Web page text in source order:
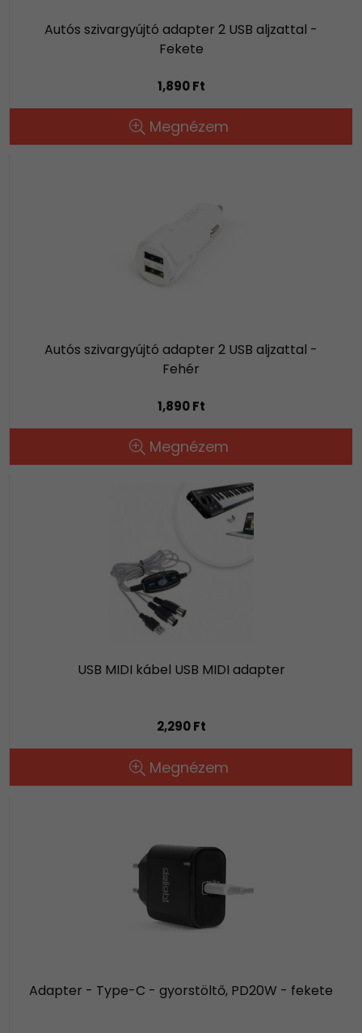
Autós szivargyújtó adapter 2 USB aljzattal -
Fekete
1,890 Ft
Megnézem
Autós szivargyújtó adapter 2 USB aljzattal -
Fehér
1,890 Ft
Megnézem
USB MIDI kábel USB MIDI adapter
2,290 Ft
Megnézem
Adapter - Type-C - gyorstöltő, PD20W - fekete